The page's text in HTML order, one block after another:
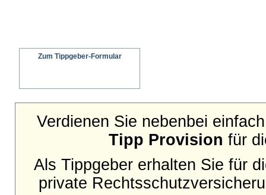
Zum Tippgeber-Formular
Verdienen Sie nebenbei
Tipp Provision für
Als Tippgeber erhalten Sie für
private